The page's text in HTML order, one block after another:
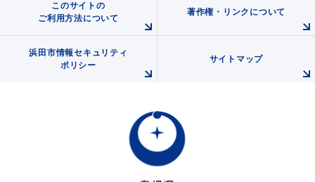
このサイトの
ご利用方法について
著作権・リンクについて
浜田市情報セキュリティ
ポリシー
サイトマップ